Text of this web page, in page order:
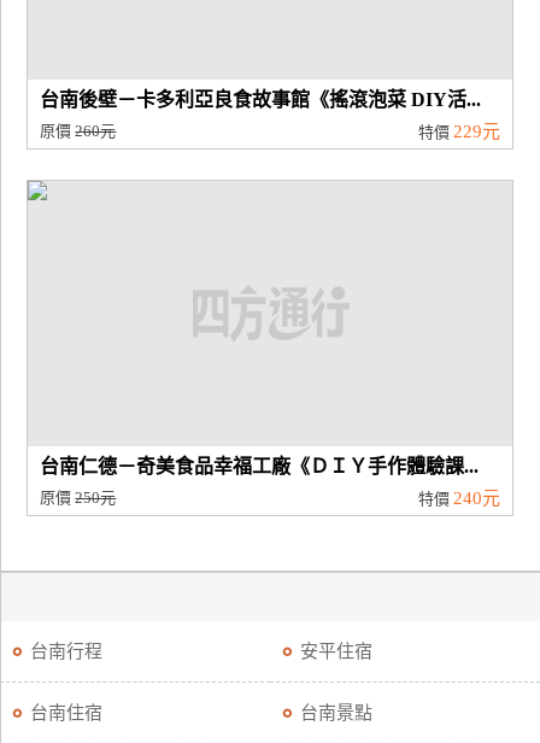
台南後壁－卡多利亞良食故事館《搖滾泡菜 DIY活...
原價260元 特價 229元
台南仁德－奇美食品幸福工廠《ＤＩＹ手作體驗課...
原價250元 特價 240元
台南行程 安平住宿
台南住宿 台南景點